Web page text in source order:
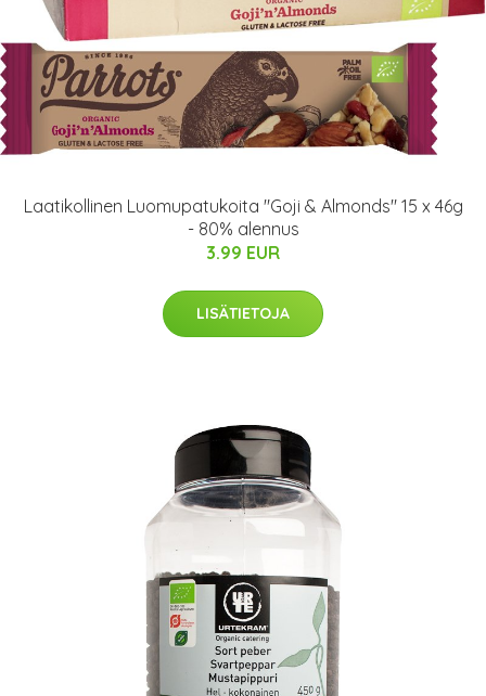
Laatikollinen Luomupatukoita "Goji & Almonds" 15 x 46g
- 80% alennus
3.99 EUR
LISÄTIETOJA